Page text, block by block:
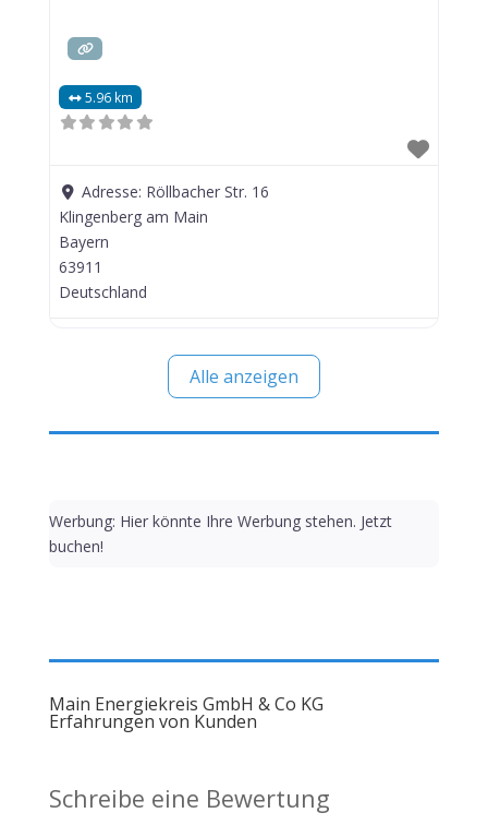
5.96 km
Adresse: Röllbacher Str. 16
Klingenberg am Main
Bayern
63911
Deutschland
Alle anzeigen
Werbung: Hier könnte Ihre Werbung stehen. Jetzt
buchen!
Main Energiekreis GmbH & Co KG
Erfahrungen von Kunden
Schreibe eine Bewertung